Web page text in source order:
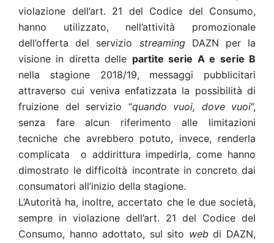
violazione dell’art. 21 del Codice del Consumo,
hanno utilizzato, nell’attività promozionale
dell’offerta del servizio
streaming
DAZN per la
visione in diretta delle partite serie A e serie B
nella stagione 2018/19, messaggi pubblicitari
attraverso cui veniva enfatizzata la possibilità di
fruizione del servizio “quando vuoi, dove vuoi”,
senza fare alcun riferimento alle limitazioni
tecniche che avrebbero potuto, invece, renderla
complicata o addirittura impedirla, come hanno
dimostrato le difficoltà incontrate in concreto dai
consumatori all’inizio della stagione.
L’Autorità ha, inoltre, accertato che le due società,
sempre in violazione dell’art. 21 del Codice del
Consumo, hanno adottato, sul sito web di DAZN,